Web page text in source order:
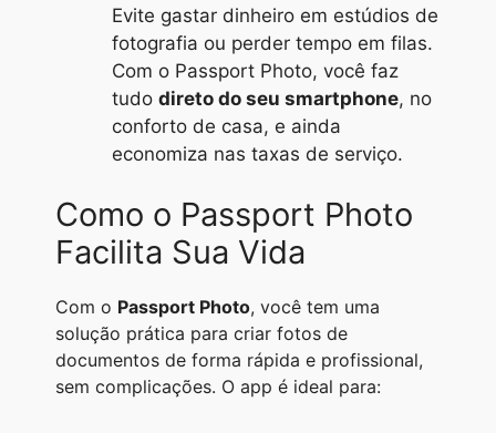
Evite gastar dinheiro em estúdios de
fotografia ou perder tempo em filas.
Com o Passport Photo, você faz
tudo direto do seu smartphone, no
conforto de casa, e ainda
economiza nas taxas de serviço.
Como o Passport Photo
Facilita Sua Vida
Com o Passport Photo, você tem uma
solução prática para criar fotos de
documentos de forma rápida e profissional,
sem complicações. O app é ideal para: